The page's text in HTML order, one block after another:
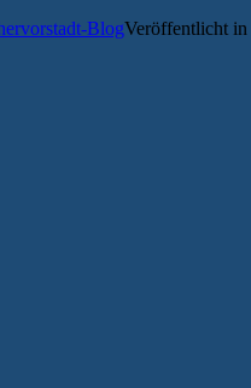
BlogVeröffentlicht in